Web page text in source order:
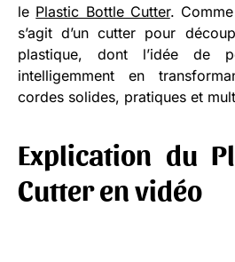
le Plastic Bottle Cutter.
s’agit d’un cutter pour
plastique, dont l’idée de
intelligemment en
cordes solides, pratiques et
Explication du
Cutter en vidéo